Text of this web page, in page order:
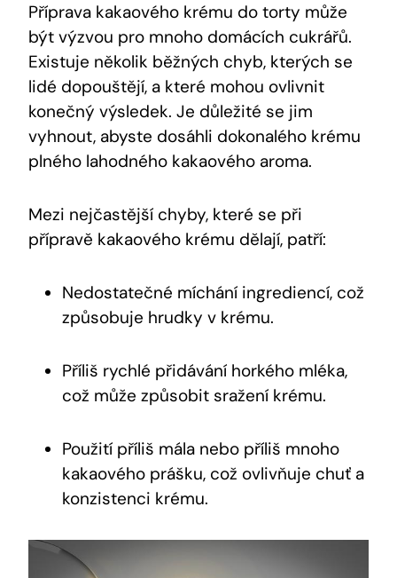
Příprava kakaového⁤ krému⁢ do torty může
být ​výzvou ​pro mnoho ⁣domácích ⁣cukrářů.
Existuje⁤ několik běžných ⁢chyb,‌ kterých se
lidé dopouštějí, a které mohou ‌ovlivnit
konečný ⁤výsledek.​ Je‍ důležité se ‌jim‌
vyhnout, abyste dosáhli dokonalého krému
plného‌ lahodného⁣ kakaového ⁣aroma.
Mezi nejčastější chyby, které se při
přípravě kakaového ⁢krému dělají, patří:
Nedostatečné míchání‍ ingrediencí, což
způsobuje ⁤hrudky⁣ v krému.
Příliš rychlé přidávání horkého‍ mléka,
což​ může způsobit sražení krému.
Použití příliš mála ​nebo příliš mnoho
kakaového prášku, což ovlivňuje chuť ‌a
konzistenci krému.